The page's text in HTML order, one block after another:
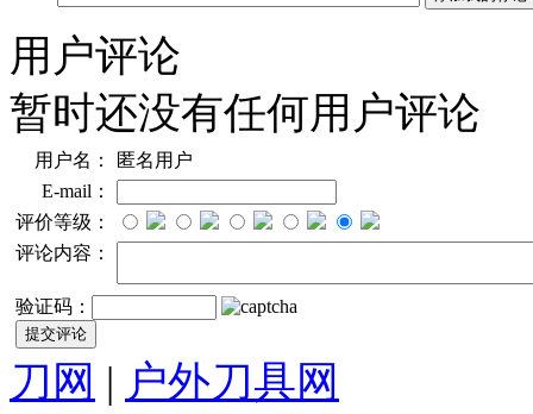
用户评论
暂时还没有任何用户评论
用户名：
匿名用户
E-mail：
评价等级：
评论内容：
验证码：
刀网 | 户外刀具网